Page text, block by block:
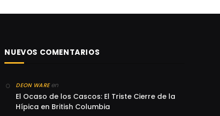
NUEVOS COMENTARIOS
DEON WAREen
El Ocaso de los Cascos: El Triste Cierre de la
Hípica en British Columbia